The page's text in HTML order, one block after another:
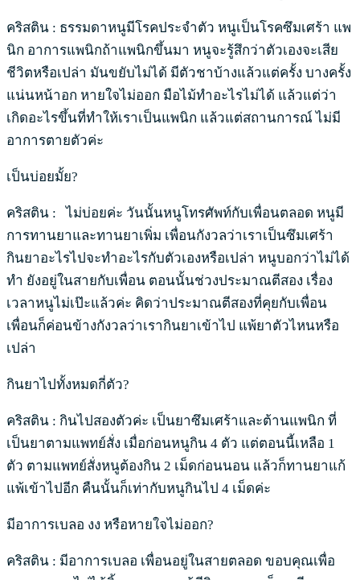
คริสติน : ธรรมดาหนูมีโรคประจำตัว หนูเป็นโรคซึมเศร้า แพ
นิก อาการแพนิกถ้าแพนิกขึ้นมา หนูจะรู้สึกว่าตัวเองจะเสีย
ชีวิตหรือเปล่า มันขยับไม่ได้ มีตัวชาบ้างแล้วแต่ครั้ง บางครั้ง
แน่นหน้าอก หายใจไม่ออก มือไม้ทำอะไรไม่ได้ แล้วแต่ว่า
เกิดอะไรขึ้นที่ทำให้เราเป็นแพนิก แล้วแต่สถานการณ์ ไม่มี
อาการตายตัวค่ะ
เป็นบ่อยมั้ย?
คริสติน : ไม่บ่อยค่ะ วันนั้นหนูโทรศัพท์กับเพื่อนตลอด หนูมี
การทานยาและทานยาเพิ่ม เพื่อนกังวลว่าเราเป็นซึมเศร้า
กินยาอะไรไปจะทำอะไรกับตัวเองหรือเปล่า หนูบอกว่าไม่ได้
ทำ ยังอยู่ในสายกับเพื่อน ตอนนั้นช่วงประมาณตีสอง เรื่อง
เวลาหนูไม่เป๊ะแล้วค่ะ คิดว่าประมาณตีสองที่คุยกับเพื่อน
เพื่อนก็ค่อนข้างกังวลว่าเรากินยาเข้าไป แพ้ยาตัวไหนหรือ
เปล่า
กินยาไปทั้งหมดกี่ตัว?
คริสติน : กินไปสองตัวค่ะ เป็นยาซึมเศร้าและต้านแพนิก ที่
เป็นยาตามแพทย์สั่ง เมื่อก่อนหนูกิน 4 ตัว แต่ตอนนี้เหลือ 1
ตัว ตามแพทย์สั่งหนูต้องกิน 2 เม็ดก่อนนอน แล้วก็ทานยาแก้
แพ้เข้าไปอีก คืนนั้นก็เท่ากับหนูกินไป 4 เม็ดค่ะ
มีอาการเบลอ งง หรือหายใจไม่ออก?
คริสติน : มีอาการเบลอ เพื่อนอยู่ในสายตลอด ขอบคุณเพื่อ